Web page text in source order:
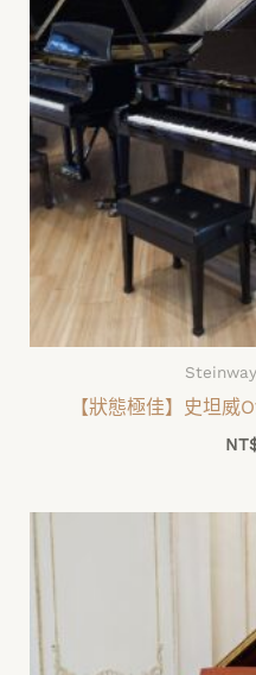
【狀態極佳】史坦威